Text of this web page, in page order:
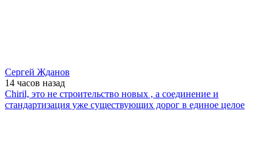
Сергей Жданов
14 часов назад
Chiril, это не строительство новых , а соединение и
стандартизация уже существующих дорог в единое целое